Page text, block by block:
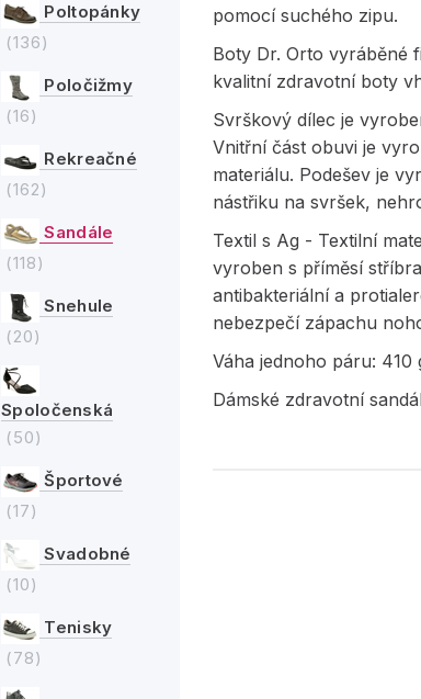
Poltopánky
(136)
Poločižmy
(16)
Rekreačné
(162)
Sandále
(118)
Snehule
(20)
Spoločenská
(50)
Športové
(17)
Svadobné
(10)
Tenisky
(78)
pomocí suchého zipu.
Boty Dr. Orto vyráběné
kvalitní zdravotní boty
Svrškový dílec je
Vnitřní část obuvi je
materiálu. Podešev je
nástřiku na svršek,
Textil s Ag - Textilní
vyroben s příměsí
antibakteriální a
nebezpečí zápachu
Váha jednoho páru: 410
Dámské zdravotní